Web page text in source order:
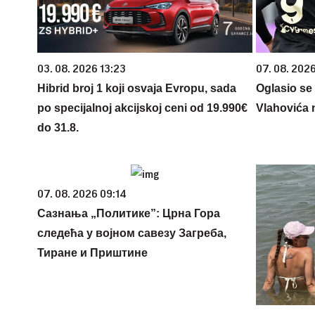
03. 08. 2026 13:23
Hibrid broj 1 koji osvaja Evropu, sada
po specijalnoj akcijskoj ceni od 19.990€
do 31.8.
07. 08.
Oglasio
Vlahovića
07. 08. 2026 09:14
Сазнања „Политике”: Црна Гора
следећа у војном савезу Загреба,
Тиране и Приштине